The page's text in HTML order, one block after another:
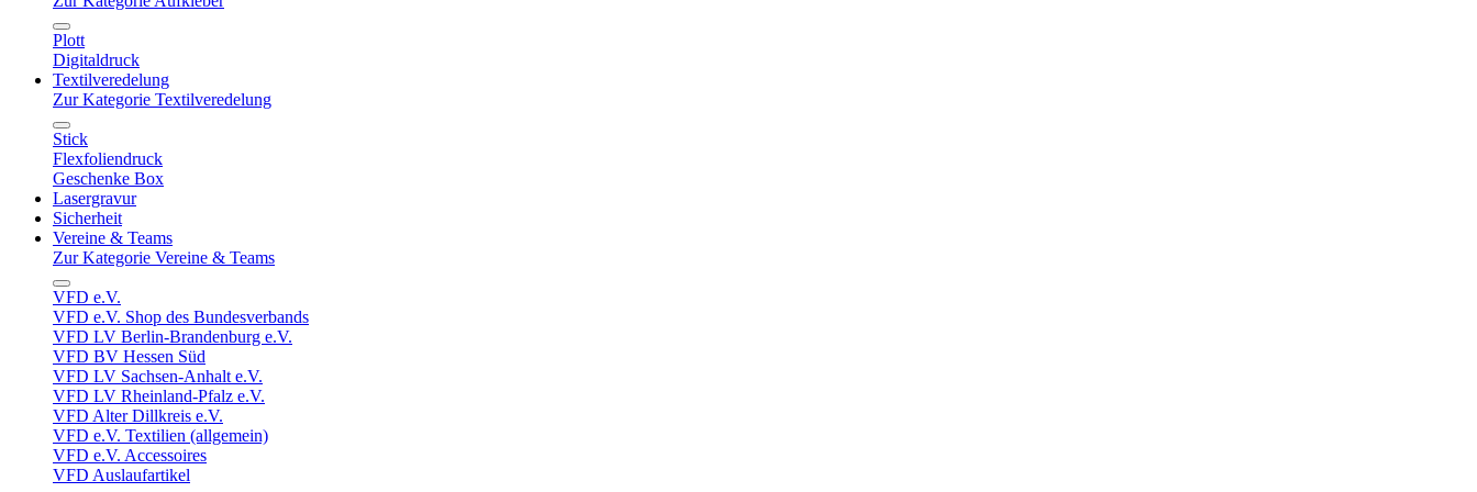
Plott
Digitaldruck
Textilveredelung
Zur Kategorie Textilveredelung
Stick
Flexfoliendruck
Geschenke Box
Lasergravur
Sicherheit
Vereine & Teams
Zur Kategorie Vereine & Teams
VFD e.V.
VFD e.V. Shop des Bundesverbands
VFD LV Berlin-Brandenburg e.V.
VFD BV Hessen Süd
VFD LV Sachsen-Anhalt e.V.
VFD LV Rheinland-Pfalz e.V.
VFD Alter Dillkreis e.V.
VFD e.V. Textilien (allgemein)
VFD e.V. Accessoires
VFD Auslaufartikel